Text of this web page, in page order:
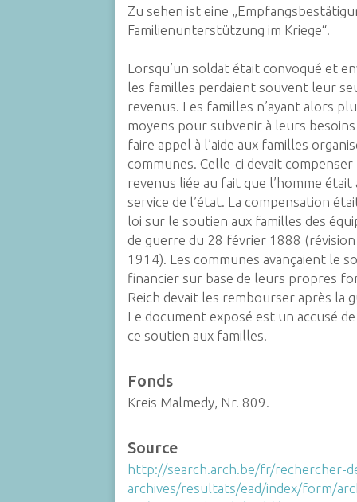
Zu sehen ist eine
Familienunterstützung im Kriege“.
Lorsqu’un soldat était convoqué et
les familles perdaient souvent leur
revenus. Les familles n’ayant alors
moyens pour subvenir à leurs
faire appel à l’aide aux familles
communes. Celle-ci devait
revenus liée au fait que l’homme
service de l’état. La compensation
loi sur le soutien aux familles des
de guerre du 28 février 1888
1914). Les communes avançaient le
financier sur base de leurs propres
Reich devait les rembourser après la
Le document exposé est un accusé
ce soutien aux familles.
Fonds
Kreis Malmedy, Nr. 809.
Source
http://search.arch.be/fr/rechercher-
archives/resultats/ead/index/form/